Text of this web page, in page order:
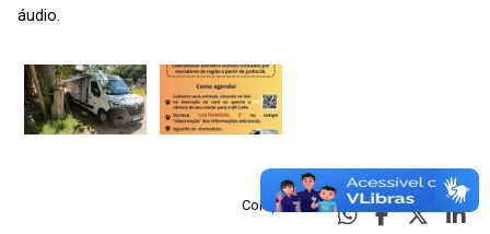
áudio.
Compartilhe: